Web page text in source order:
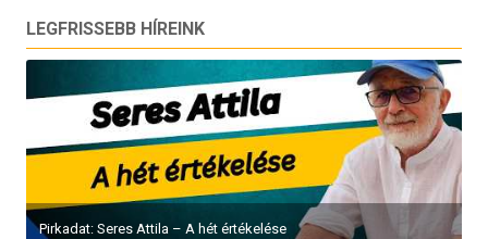
LEGFRISSEBB HÍREINK
Pirkadat: Seres Attila – A hét értékelése